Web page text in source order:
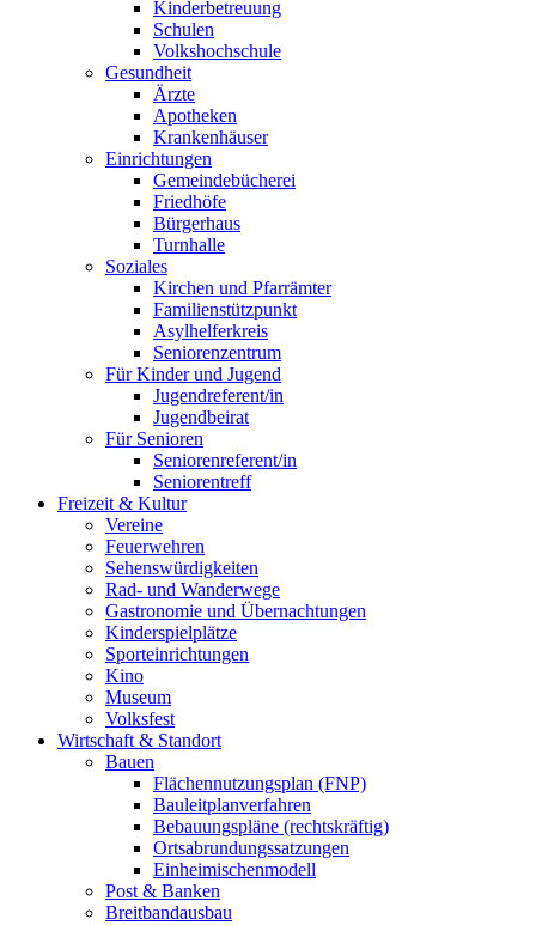
Kinderbetreuung
Schulen
Volkshochschule
Gesundheit
Ärzte
Apotheken
Krankenhäuser
Einrichtungen
Gemeindebücherei
Friedhöfe
Bürgerhaus
Turnhalle
Soziales
Kirchen und Pfarrämter
Familienstützpunkt
Asylhelferkreis
Seniorenzentrum
Für Kinder und Jugend
Jugendreferent/in
Jugendbeirat
Für Senioren
Seniorenreferent/in
Seniorentreff
Freizeit & Kultur
Vereine
Feuerwehren
Sehenswürdigkeiten
Rad- und Wanderwege
Gastronomie und Übernachtungen
Kinderspielplätze
Sporteinrichtungen
Kino
Museum
Volksfest
Wirtschaft & Standort
Bauen
Flächennutzungsplan (FNP)
Bauleitplanverfahren
Bebauungspläne (rechtskräftig)
Ortsabrundungssatzungen
Einheimischenmodell
Post & Banken
Breitbandausbau